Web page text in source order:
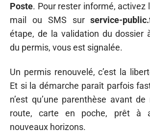
Poste. Pour rester informé, activez
mail ou SMS surservice-
étape, de la validation du dossier
du permis, vous est signalée.
Un permis renouvelé, c’est la
Et si la démarche paraît parfois
n’est qu’une parenthèse avant
route, carte en poche, prêt à
nouveaux horizons.